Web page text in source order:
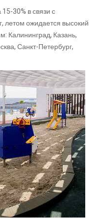
30% в связи с
летом ожидается высокий
Калининград, Казань,
Санкт-Петербург,